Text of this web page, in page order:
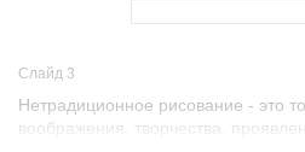
Слайд 3
Нетрадиционное рисование - это
воображения, творчества,